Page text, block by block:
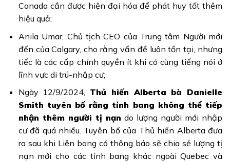
Canada cần được hiện đại hóa để phát huy tốt thêm
hiệu quả;
Anila Umar, Chủ tịch CEO của Trung tâm Người mới
đến của Calgary, cho rằng vấn đề luôn tồn tại, nhưng
tiếc là các cấp chính quyền ít khi có cùng tiếng nói ở
lĩnh vực di trú-nhập cư;
Ngày 12/9/2024, Thủ hiến Alberta bà Danielle
Smith tuyên bố rằng tỉnh bang không thể tiếp
nhận thêm người tị nạn do lượng người mới nhập
cư đã quá nhiều. Tuyên bố của Thủ hiến Alberta đưa
ra sau khi Liên bang có thông báo sẽ chia sẻ lượng tị
nạn mới cho các tỉnh bang khác ngoài Quebec và